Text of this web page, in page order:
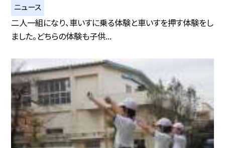
ニュース
二人一組になり、車いすに乗る体験と車いすを押す体験をし
ました。どちらの体験も子供...